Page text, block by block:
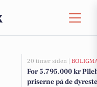
20 timer siden |
For 5.795.000 kr
priserne på de